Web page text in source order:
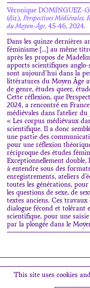
Véronique DOMINGUEZ-
(dir.),Perspectives Médiévales.
du Moyen-Âge, 45-46, 2024.
Dans les quinze dernières
féminisme […] au même
après les propos de
apports scientifiques
sont aujourd’hui dans la
littératures du Moyen Âge
de genre, études queer,
Cette réflexion, que
2024, a rencontré en
médiévales dans l’atelier
« Les corpus médiévaux
scientifique. Il a donc
une partie des
pour une réflexion
réciproque des études
Exceptionnellement
à entendre sous des
enregistrements, ateliers
toutes les générations,
les questions de sexe, de
textes anciens. Ces
dialogue fécond et tolérant
scientifique, pour une
par la plongée dans le
Search
This site uses cookies